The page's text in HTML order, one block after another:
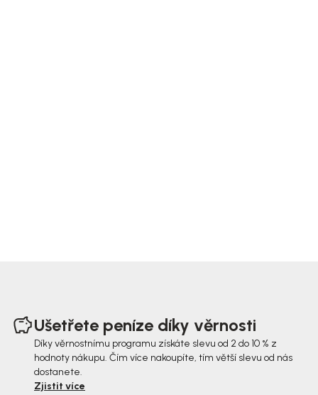
Ušetřete peníze díky věrnosti
Díky věrnostnímu programu získáte slevu od 2 do 10 % z
hodnoty nákupu. Čím více nakoupíte, tím větší slevu od nás
dostanete.
Zjistit více